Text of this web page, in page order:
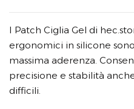
I Patch Ciglia Gel di
ergonomici in silicone
massima aderenza.
precisione e stabilità
difficili.